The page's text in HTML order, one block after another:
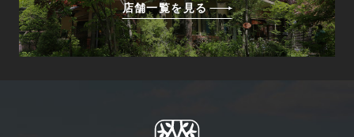
店舗一覧を見る